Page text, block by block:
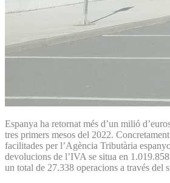
Espanya ha retornat més d’un milió
tres primers mesos del 2022.
facilitades per l’Agència Tributària
devolucions de l’IVA se situa en
un total de 27.338 operacions a través del